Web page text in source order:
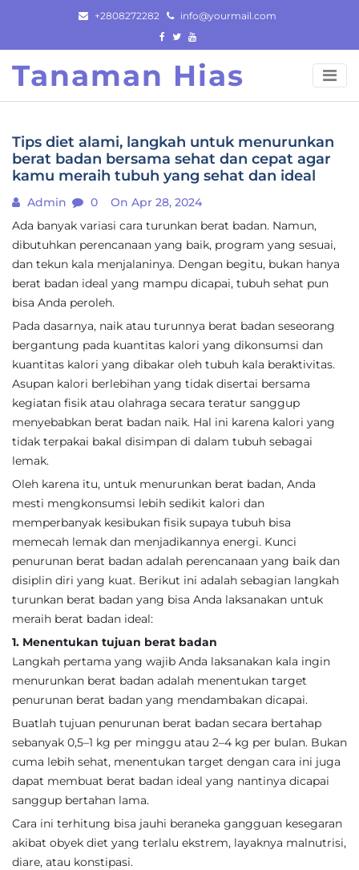
content
+2808272282 info@yourmail.com
Tanaman Hias
Tips diet alami, langkah untuk menurunkan
berat badan bersama sehat dan cepat agar
kamu meraih tubuh yang sehat dan ideal
Admin 0
On Apr 28, 2024
Ada banyak variasi cara turunkan berat badan. Namun,
dibutuhkan perencanaan yang baik, program yang sesuai,
dan tekun kala menjalaninya. Dengan begitu, bukan hanya
berat badan ideal yang mampu dicapai, tubuh sehat pun
bisa Anda peroleh.
Pada dasarnya, naik atau turunnya berat badan seseorang
bergantung pada kuantitas kalori yang dikonsumsi dan
kuantitas kalori yang dibakar oleh tubuh kala beraktivitas.
Asupan kalori berlebihan yang tidak disertai bersama
kegiatan fisik atau olahraga secara teratur sanggup
menyebabkan berat badan naik. Hal ini karena kalori yang
tidak terpakai bakal disimpan di dalam tubuh sebagai
lemak.
Oleh karena itu, untuk menurunkan berat badan, Anda
mesti mengkonsumsi lebih sedikit kalori dan
memperbanyak kesibukan fisik supaya tubuh bisa
memecah lemak dan menjadikannya energi. Kunci
penurunan berat badan adalah perencanaan yang baik dan
disiplin diri yang kuat. Berikut ini adalah sebagian langkah
turunkan berat badan yang bisa Anda laksanakan untuk
meraih berat badan ideal:
1. Menentukan tujuan berat badan
Langkah pertama yang wajib Anda laksanakan kala ingin
menurunkan berat badan adalah menentukan target
penurunan berat badan yang mendambakan dicapai.
Buatlah tujuan penurunan berat badan secara bertahap
sebanyak 0,5–1 kg per minggu atau 2–4 kg per bulan. Bukan
cuma lebih sehat, menentukan target dengan cara ini juga
dapat membuat berat badan ideal yang nantinya dicapai
sanggup bertahan lama.
Cara ini terhitung bisa jauhi beraneka gangguan kesegaran
akibat obyek diet yang terlalu ekstrem, layaknya malnutrisi,
diare, atau konstipasi.